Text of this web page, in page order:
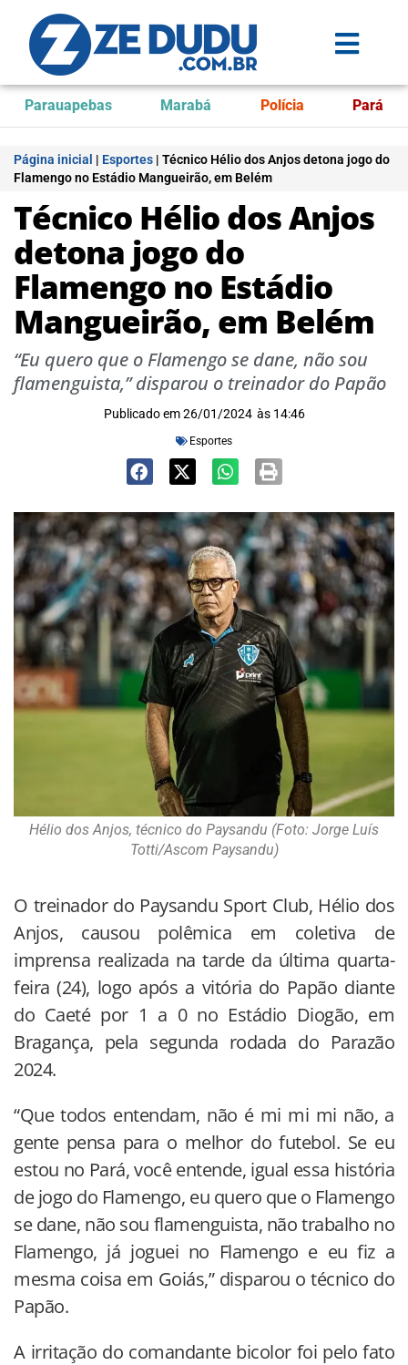
Parauapebas Marabá Polícia Pará
Página inicial | Esportes | Técnico Hélio dos Anjos detona jogo do
Flamengo no Estádio Mangueirão, em Belém
Técnico Hélio dos Anjos
detona jogo do
Flamengo no Estádio
Mangueirão, em Belém
“Eu quero que o Flamengo se dane, não sou
flamenguista,” disparou o treinador do Papão
Publicado em 26/01/2024 às 14:46
Esportes
Hélio dos Anjos, técnico do Paysandu (Foto: Jorge Luís
Totti/Ascom Paysandu)
O treinador do Paysandu Sport Club, Hélio dos
Anjos, causou polêmica em coletiva de
imprensa realizada na tarde da última quarta-
feira (24), logo após a vitória do Papão diante
do Caeté por 1 a 0 no Estádio Diogão, em
Bragança, pela segunda rodada do Parazão
2024.
“Que todos entendam, não é mi mi mi não, a
gente pensa para o melhor do futebol. Se eu
estou no Pará, você entende, igual essa história
de jogo do Flamengo, eu quero que o Flamengo
se dane, não sou flamenguista, não trabalho no
Flamengo, já joguei no Flamengo e eu fiz a
mesma coisa em Goiás,” disparou o técnico do
Papão.
A irritação do comandante bicolor foi pelo fato